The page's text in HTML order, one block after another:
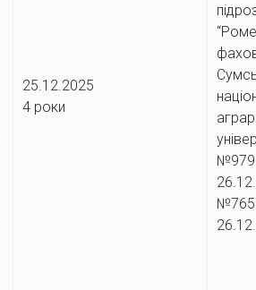
25.12.2025
4 роки
№979